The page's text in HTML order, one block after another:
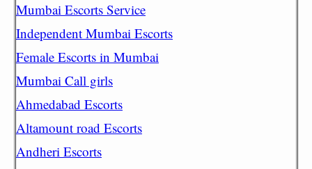
Mumbai Escorts Service
Independent Mumbai Escorts
Female Escorts in Mumbai
Mumbai Call girls
Ahmedabad Escorts
Altamount road Escorts
Andheri Escorts